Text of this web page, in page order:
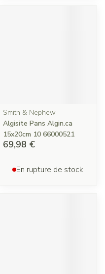
Smith & Nephew
Algisite Pans Algin.ca
15x20cm 10 66000521
69,98 €
En rupture de stock